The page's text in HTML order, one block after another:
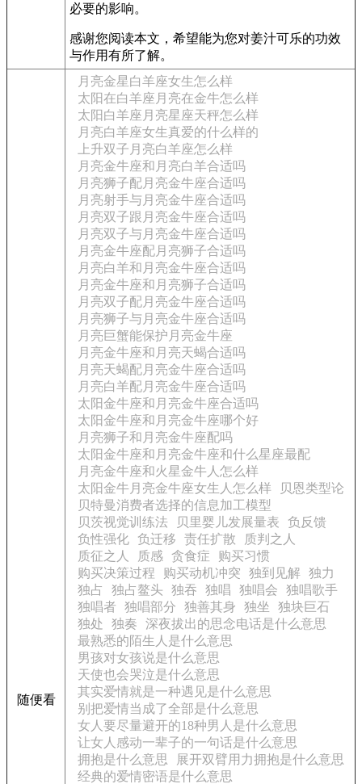
必要的影响。
感谢您阅读本文，希望能为您对姜汁可乐的功效
与作用有所了解。
随便看
月亮金星白羊座女生怎么样
太阳在白羊座月亮在金牛怎么样
太阳白羊座月亮星座天秤怎么样
月亮白羊座女生真爱的什么样的
上升双子月亮白羊座怎么样
月亮金牛座和月亮白羊合适吗
月亮狮子配月亮金牛座合适吗
月亮射手与月亮金牛座合适吗
月亮双子跟月亮金牛座合适吗
月亮双子与月亮金牛座合适吗
月亮金牛座配月亮狮子合适吗
月亮白羊和月亮金牛座合适吗
月亮金牛座和月亮狮子合适吗
月亮双子配月亮金牛座合适吗
月亮狮子与月亮金牛座合适吗
月亮巨蟹能保护月亮金牛座
月亮金牛座和月亮天蝎合适吗
月亮天蝎配月亮金牛座合适吗
月亮白羊配月亮金牛座合适吗
太阳金牛座和月亮金牛座合适吗
太阳金牛座和月亮金牛座哪个好
月亮狮子和月亮金牛座配吗
太阳金牛座和月亮金牛座和什么星座最配
月亮金牛座和火星金牛人怎么样
太阳金牛月亮金牛座女生人怎么样
贝恩类型论
贝特曼消费者选择的信息加工模型
贝茨视觉训练法
贝里婴儿发展量表
负反馈
负性强化
负迁移 责任扩散
质判之人
质征之人
质感 贪食症
购买习惯
购买决策过程
购买动机冲突 独到见解 独力
独占
独占鳌头 独吞 独唱 独唱会
独唱歌手
独唱者
独唱部分 独善其身 独坐
独块巨石
独处
独奏
深夜拔出的思念电话是什么意思
最熟悉的陌生人是什么意思
男孩对女孩说是什么意思
天使也会哭泣是什么意思
其实爱情就是一种遇见是什么意思
别把爱情当成了全部是什么意思
女人要尽量避开的18种男人是什么意思
让女人感动一辈子的一句话是什么意思
拥抱是什么意思
展开双臂用力拥抱是什么意思
经典的爱情密语是什么意思